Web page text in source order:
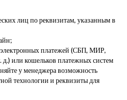
лиц по реквизитам, указанным в
платежей (СБП, МИР,
д.) или кошельков платежных систем
у менеджера возможность
технологии и реквизиты для